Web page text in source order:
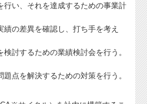
行い、それを達成するための事業計
の差異を確認し、打ち手を考え
討するための業績検討会を行う。
点を解決するための対策を行う。